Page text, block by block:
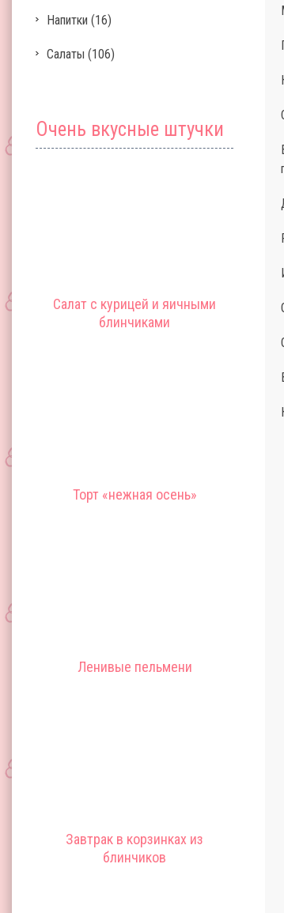
Напитки (16)
Салаты (106)
Очень вкусные штучки
Салат с курицей и яичными
блинчиками
Торт «нежная осень»
Ленивые пельмени
Завтрак в корзинках из
блинчиков